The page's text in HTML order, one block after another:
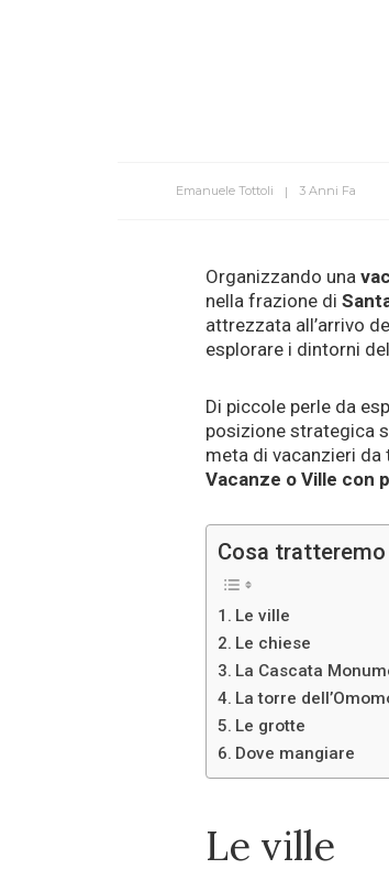
Emanuele Tottoli 3 Anni Fa
Organizzando una
nella frazione di
attrezzata all’arrivo
esplorare i dintorni
Di piccole perle da
posizione strategica
meta di vacanzieri
Vacanze o Ville con
Cosa tratteremo
Le ville
Le chiese
La Cascata
La torre
Le grotte
Dove mangiare
Le ville